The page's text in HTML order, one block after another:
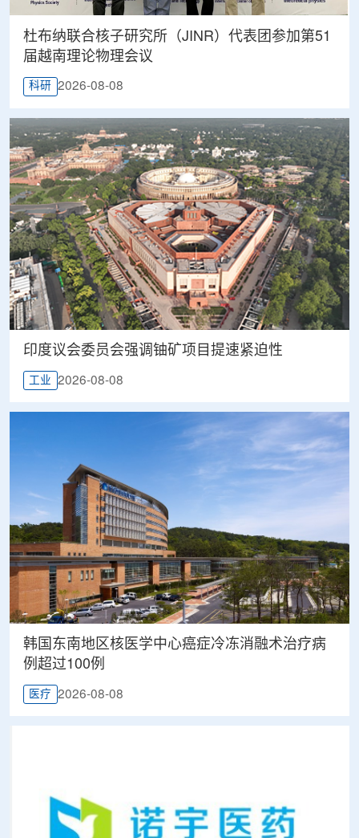
杜布纳联合核子研究所（JINR）代表团参加第51
届越南理论物理会议
科研 2026-08-08
印度议会委员会强调铀矿项目提速紧迫性
工业 2026-08-08
韩国东南地区核医学中心癌症冷冻消融术治疗病
例超过100例
医疗 2026-08-08